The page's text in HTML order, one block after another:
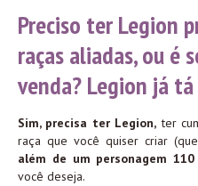
Preciso ter Legion
raças aliadas, ou é
venda? Legion já
Sim, precisa ter Legion, ter
raça que você quiser criar
além de um personagem
você deseja.